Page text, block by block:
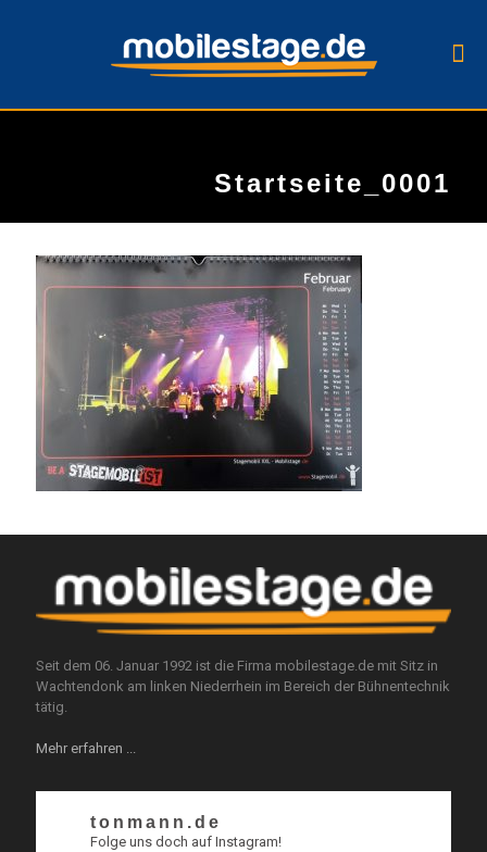
Startseite_0001
Seit dem 06. Januar 1992 ist die Firma mobilestage.de mit Sitz in
Wachtendonk am linken Niederrhein im Bereich der Bühnentechnik
tätig.
Mehr erfahren ...
tonmann.de
Folge uns doch auf Instagram!